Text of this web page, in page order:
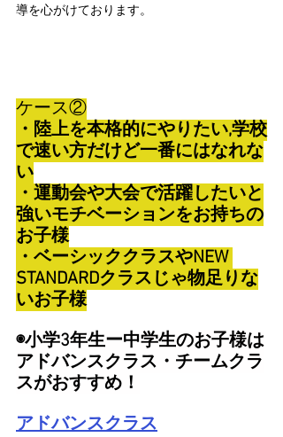
導を心がけております。
ケース②
・陸上を本格的にやりたい,学校
で速い方だけど一番にはなれな
い
・運動会や大会で活躍したいと
強いモチベーションをお持ちの
お子様
・ベーシッククラスやNEW
STANDARDクラスじゃ物足りな
いお子様
◉小学3年生ー中学生のお子様は
アドバンスクラス・チームクラ
スがおすすめ！
アドバンスクラス